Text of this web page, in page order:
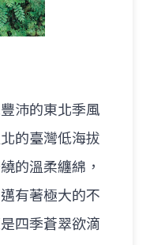
沛的東北季風
的臺灣低海拔
的溫柔纏綿，
有著極大的不
四季蒼翠欲滴